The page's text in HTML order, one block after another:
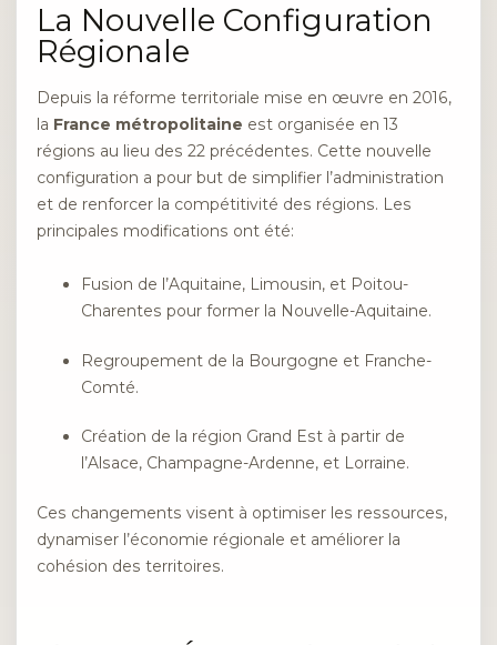
La Nouvelle Configuration
Régionale
Depuis la réforme territoriale mise en œuvre en 2016,
la France métropolitaine est organisée en 13
régions au lieu des 22 précédentes. Cette nouvelle
configuration a pour but de simplifier l’administration
et de renforcer la compétitivité des régions. Les
principales modifications ont été:
Fusion de l’Aquitaine, Limousin, et Poitou-
Charentes pour former la Nouvelle-Aquitaine.
Regroupement de la Bourgogne et Franche-
Comté.
Création de la région Grand Est à partir de
l’Alsace, Champagne-Ardenne, et Lorraine.
Ces changements visent à optimiser les ressources,
dynamiser l’économie régionale et améliorer la
cohésion des territoires.